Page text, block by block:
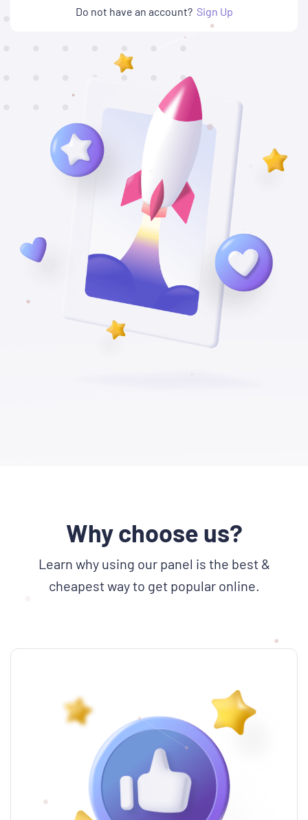
Do not have an account? Sign Up
Why choose us?
Learn why using our panel is the best &
cheapest way to get popular online.